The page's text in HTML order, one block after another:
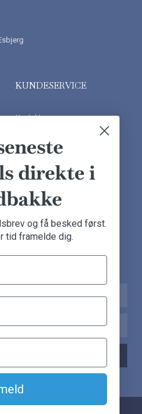
KUNDESERVICE
Kontakt os
Kundeudtalelser
Besøg showroom
rettigheder forbeholdes.
direkte i
og få besked først.
tid framelde dig.